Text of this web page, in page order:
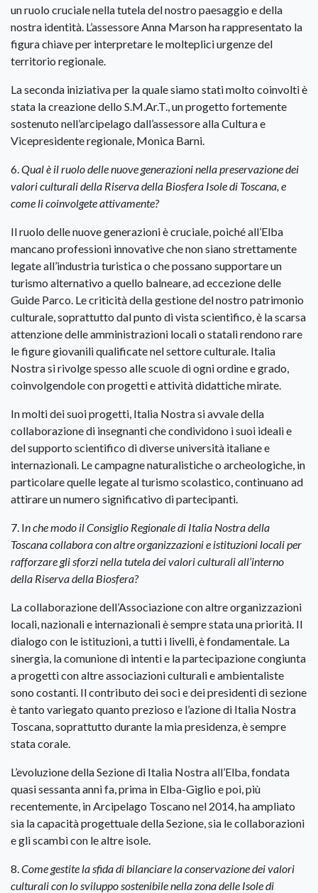
un ruolo cruciale nella tutela del nostro paesaggio e della
nostra identità. L’assessore Anna Marson ha rappresentato la
figura chiave per interpretare le molteplici urgenze del
territorio regionale.
La seconda iniziativa per la quale siamo stati molto coinvolti è
stata la creazione dello S.M.Ar.T., un progetto fortemente
sostenuto nell’arcipelago dall’assessore alla Cultura e
Vicepresidente regionale, Monica Barni.
6. Qual è il ruolo delle nuove generazioni nella preservazione dei
valori culturali della Riserva della Biosfera Isole di Toscana, e
come li coinvolgete attivamente?
Il ruolo delle nuove generazioni è cruciale, poiché all’Elba
mancano professioni innovative che non siano strettamente
legate all’industria turistica o che possano supportare un
turismo alternativo a quello balneare, ad eccezione delle
Guide Parco. Le criticità della gestione del nostro patrimonio
culturale, soprattutto dal punto di vista scientifico, è la scarsa
attenzione delle amministrazioni locali o statali rendono rare
le figure giovanili qualificate nel settore culturale. Italia
Nostra si rivolge spesso alle scuole di ogni ordine e grado,
coinvolgendole con progetti e attività didattiche mirate.
In molti dei suoi progetti, Italia Nostra si avvale della
collaborazione di insegnanti che condividono i suoi ideali e
del supporto scientifico di diverse università italiane e
internazionali. Le campagne naturalistiche o archeologiche, in
particolare quelle legate al turismo scolastico, continuano ad
attirare un numero significativo di partecipanti.
7. In che modo il Consiglio Regionale di Italia Nostra della
Toscana collabora con altre organizzazioni e istituzioni locali per
rafforzare gli sforzi nella tutela dei valori culturali all’interno
della Riserva della Biosfera?
La collaborazione dell’Associazione con altre organizzazioni
locali, nazionali e internazionali è sempre stata una priorità. Il
dialogo con le istituzioni, a tutti i livelli, è fondamentale. La
sinergia, la comunione di intenti e la partecipazione congiunta
a progetti con altre associazioni culturali e ambientaliste
sono costanti. Il contributo dei soci e dei presidenti di sezione
è tanto variegato quanto prezioso e l’azione di Italia Nostra
Toscana, soprattutto durante la mia presidenza, è sempre
stata corale.
L’evoluzione della Sezione di Italia Nostra all’Elba, fondata
quasi sessanta anni fa, prima in Elba-Giglio e poi, più
recentemente, in Arcipelago Toscano nel 2014, ha ampliato
sia la capacità progettuale della Sezione, sia le collaborazioni
e gli scambi con le altre isole.
8. Come gestite la sfida di bilanciare la conservazione dei valori
culturali con lo sviluppo sostenibile nella zona delle Isole di